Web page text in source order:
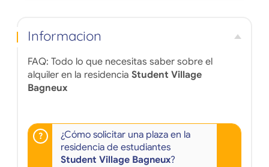
Informacion
FAQ: Todo lo que necesitas saber sobre el
alquiler en la residencia Student Village
Bagneux
¿Cómo solicitar una plaza en la
residencia de estudiantes
Student Village Bagneux?